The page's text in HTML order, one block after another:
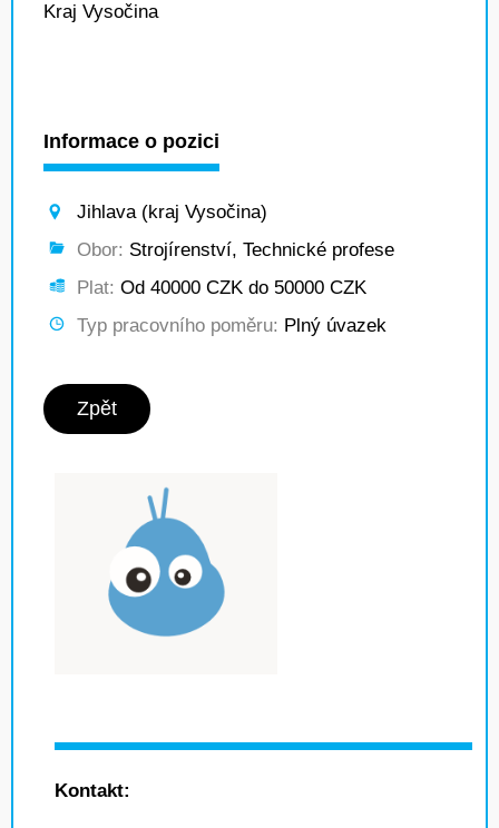
Kraj Vysočina
Informace o pozici
Jihlava (kraj Vysočina)
Obor: Strojírenství, Technické profese
Plat: Od 40000 CZK do 50000 CZK
Typ pracovního poměru: Plný úvazek
Zpět
Kontakt: